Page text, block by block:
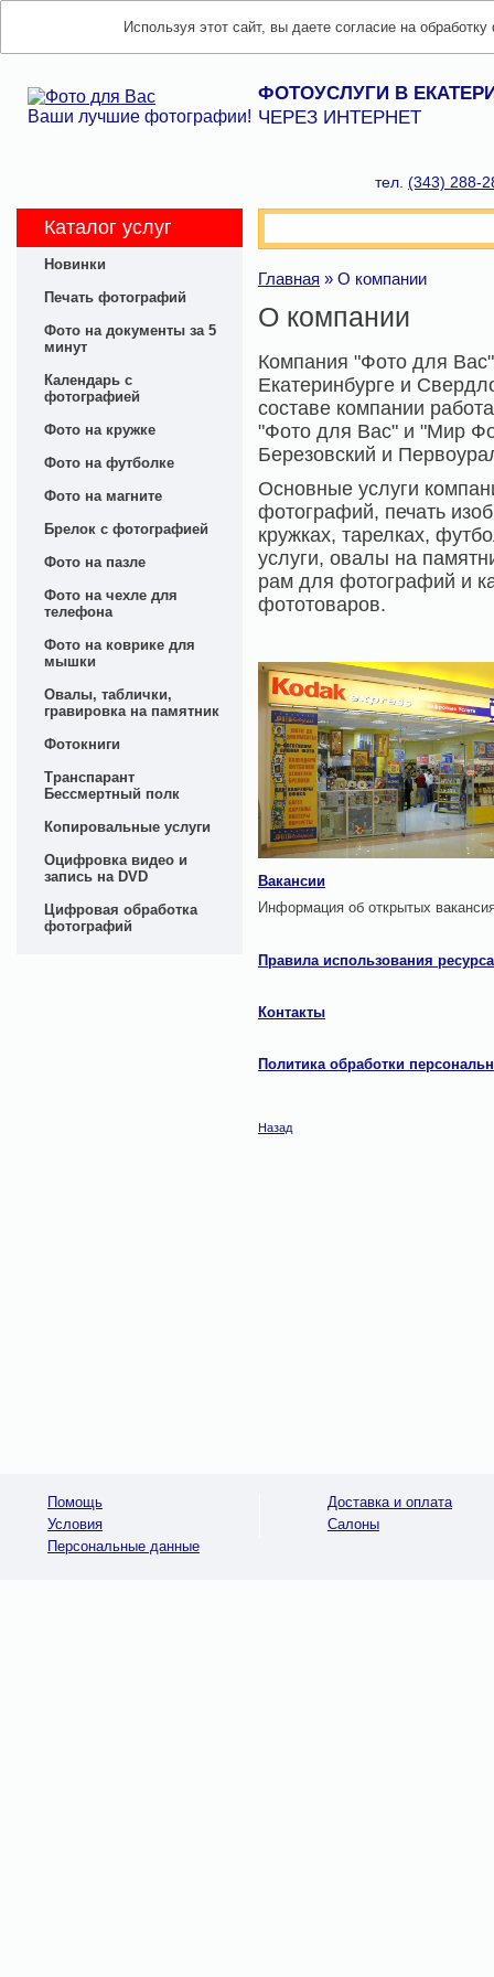
Используя этот сайт, вы даете согласие на
Ваши лучшие фотографии!
ФОТОУСЛУГИ В
ЧЕРЕЗ ИНТЕРНЕТ
тел. (343) 288-
Каталог услуг
Новинки
Печать фотографий
Фото на документы за 5
минут
Календарь с
фотографией
Фото на кружке
Фото на футболке
Фото на магните
Брелок с фотографией
Фото на пазле
Фото на чехле для
телефона
Фото на коврике для
мышки
Овалы, таблички,
гравировка на памятник
Фотокниги
Транспарант
Бессмертный полк
Копировальные услуги
Оцифровка видео и
запись на DVD
Цифровая обработка
фотографий
Главная » О компании
О компании
Компания "Фото для
Екатеринбурге и
составе компании
"Фото для Вас" и "Мир
Березовский и
Основные услуги
фотографий, печать
кружках, тарелках,
услуги, овалы на
рам для фотографий и
фототоваров.
Вакансии
Информация об открытых
Правила использования ресурса
Контакты
Политика обработки
Назад
Помощь
Условия
Персональные данные
Доставка и оплата
Салоны